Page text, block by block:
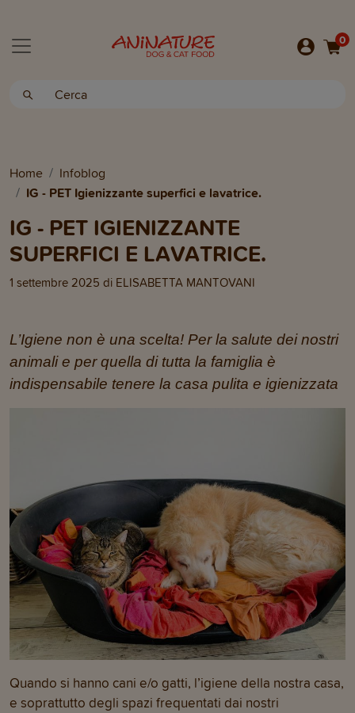
0
Home
Infoblog
IG - PET Igienizzante superfici e lavatrice.
IG - PET IGIENIZZANTE
SUPERFICI E LAVATRICE.
1 settembre 2025 di ELISABETTA MANTOVANI
L’Igiene non è una scelta! Per la salute dei nostri
animali e per quella di tutta la famiglia è
indispensabile tenere la casa pulita e igienizzata
Quando si hanno cani e/o gatti, l’igiene della nostra casa,
e soprattutto degli spazi frequentati dai nostri